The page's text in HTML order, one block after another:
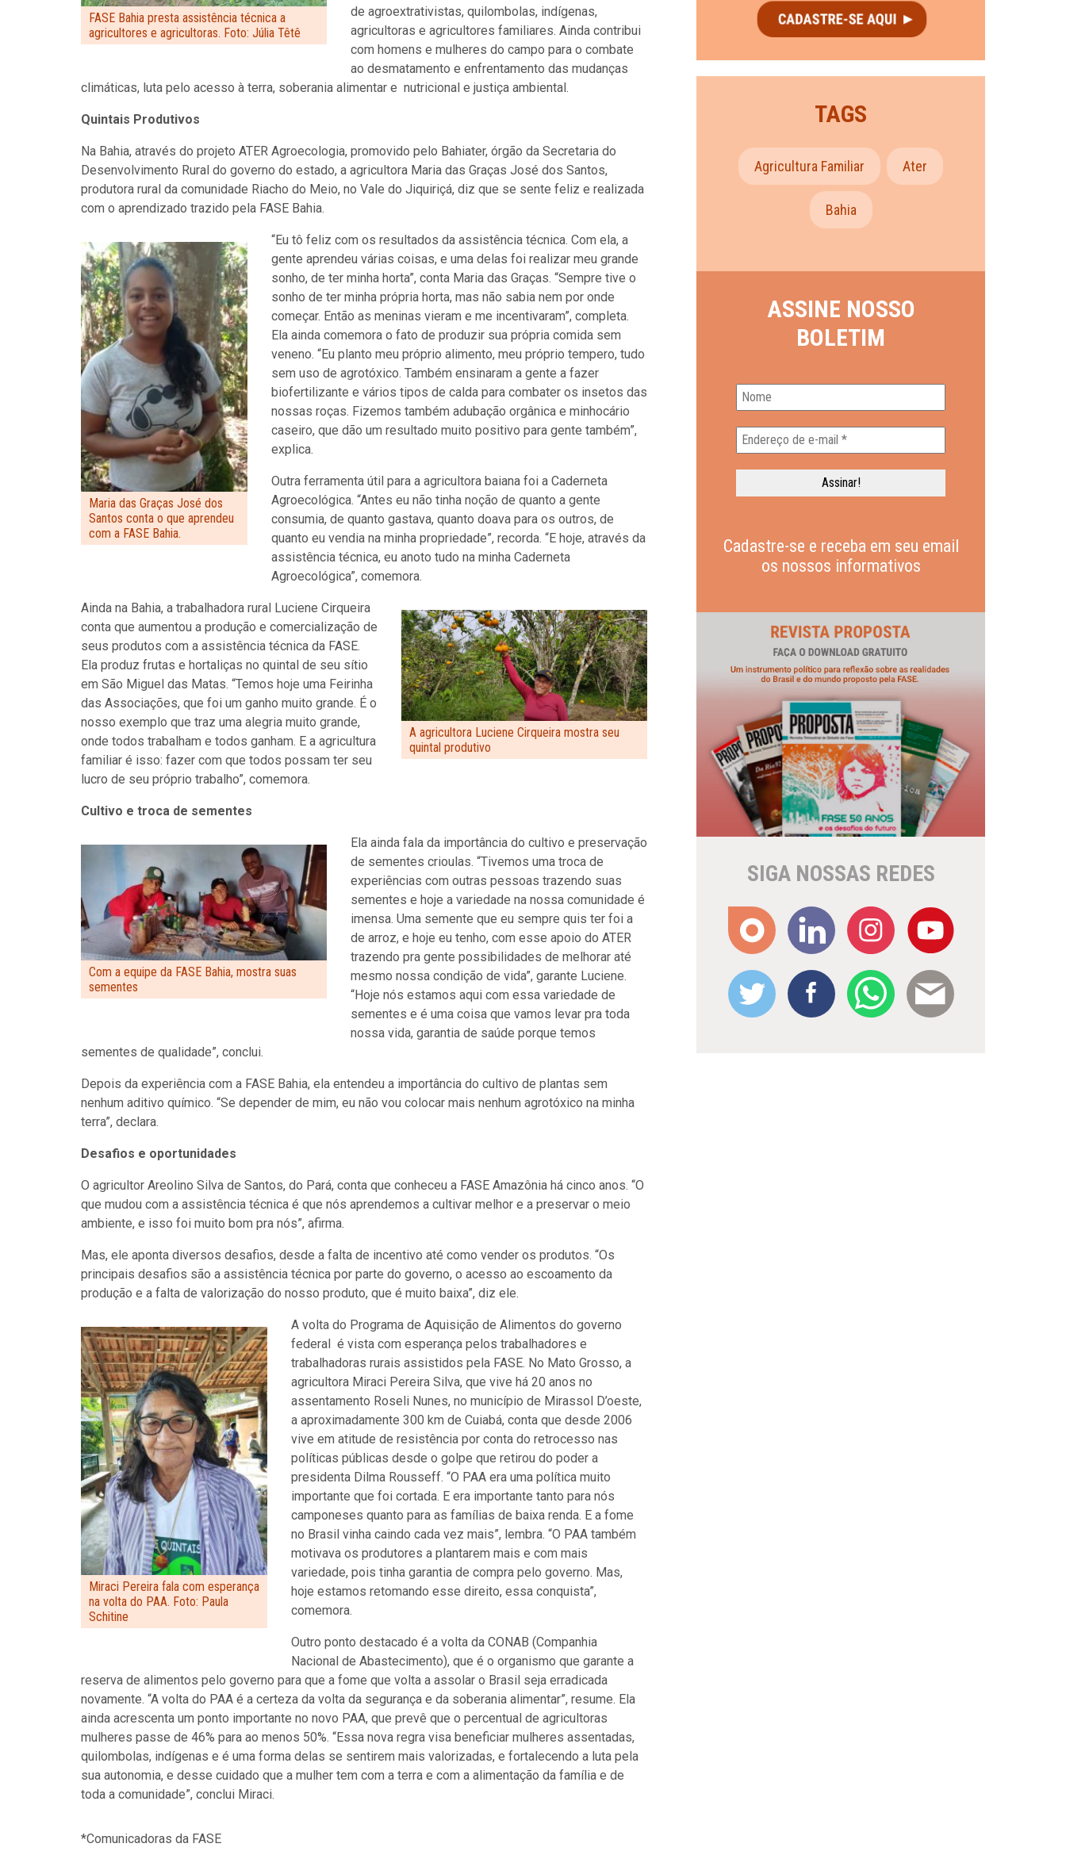
FASE Bahia presta assistência técnica a
agricultores e agricultoras. Foto: Júlia Têtê
de agroextrativistas, quilombolas, indígenas,
agricultoras e agricultores familiares. Ainda contribui
com homens e mulheres do campo para o combate
ao desmatamento e enfrentamento das mudanças
climáticas, luta pelo acesso à terra, soberania alimentar e nutricional e justiça ambiental.
Quintais Produtivos
Na Bahia, através do projeto ATER Agroecologia, promovido pelo Bahiater, órgão da Secretaria do
Desenvolvimento Rural do governo do estado, a agricultora Maria das Graças José dos Santos,
produtora rural da comunidade Riacho do Meio, no Vale do Jiquiriçá, diz que se sente feliz e realizada
com o aprendizado trazido pela FASE Bahia.
Maria das Graças José dos
Santos conta o que aprendeu
com a FASE Bahia.
“Eu tô feliz com os resultados da assistência técnica. Com ela, a
gente aprendeu várias coisas, e uma delas foi realizar meu grande
sonho, de ter minha horta”, conta Maria das Graças. “Sempre tive o
sonho de ter minha própria horta, mas não sabia nem por onde
começar. Então as meninas vieram e me incentivaram”, completa.
Ela ainda comemora o fato de produzir sua própria comida sem
veneno. “Eu planto meu próprio alimento, meu próprio tempero, tudo
sem uso de agrotóxico. Também ensinaram a gente a fazer
biofertilizante e vários tipos de calda para combater os insetos das
nossas roças. Fizemos também adubação orgânica e minhocário
caseiro, que dão um resultado muito positivo para gente também”,
explica.
Outra ferramenta útil para a agricultora baiana foi a Caderneta
Agroecológica. “Antes eu não tinha noção de quanto a gente
consumia, de quanto gastava, quanto doava para os outros, de
quanto eu vendia na minha propriedade”, recorda. “E hoje, através da
assistência técnica, eu anoto tudo na minha Caderneta
Agroecológica”, comemora.
A agricultora Luciene Cirqueira mostra seu
quintal produtivo
Ainda na Bahia, a trabalhadora rural Luciene Cirqueira
conta que aumentou a produção e comercialização de
seus produtos com a assistência técnica da FASE.
Ela produz frutas e hortaliças no quintal de seu sítio
em São Miguel das Matas. “Temos hoje uma Feirinha
das Associações, que foi um ganho muito grande. É o
nosso exemplo que traz uma alegria muito grande,
onde todos trabalham e todos ganham. E a agricultura
familiar é isso: fazer com que todos possam ter seu
lucro de seu próprio trabalho”, comemora.
Cultivo e troca de sementes
Com a equipe da FASE Bahia, mostra suas
sementes
Ela ainda fala da importância do cultivo e preservação
de sementes crioulas. “Tivemos uma troca de
experiências com outras pessoas trazendo suas
sementes e hoje a variedade na nossa comunidade é
imensa. Uma semente que eu sempre quis ter foi a
de arroz, e hoje eu tenho, com esse apoio do ATER
trazendo pra gente possibilidades de melhorar até
mesmo nossa condição de vida”, garante Luciene.
“Hoje nós estamos aqui com essa variedade de
sementes e é uma coisa que vamos levar pra toda
nossa vida, garantia de saúde porque temos
sementes de qualidade”, conclui.
Depois da experiência com a FASE Bahia, ela entendeu a importância do cultivo de plantas sem
nenhum aditivo químico. “Se depender de mim, eu não vou colocar mais nenhum agrotóxico na minha
terra”, declara.
Desafios e oportunidades
O agricultor Areolino Silva de Santos, do Pará, conta que conheceu a FASE Amazônia há cinco anos. “O
que mudou com a assistência técnica é que nós aprendemos a cultivar melhor e a preservar o meio
ambiente, e isso foi muito bom pra nós”, afirma.
Mas, ele aponta diversos desafios, desde a falta de incentivo até como vender os produtos. “Os
principais desafios são a assistência técnica por parte do governo, o acesso ao escoamento da
produção e a falta de valorização do nosso produto, que é muito baixa”, diz ele.
Miraci Pereira fala com esperança
na volta do PAA. Foto: Paula
Schitine
A volta do Programa de Aquisição de Alimentos do governo
federal é vista com esperança pelos trabalhadores e
trabalhadoras rurais assistidos pela FASE. No Mato Grosso, a
agricultora Miraci Pereira Silva, que vive há 20 anos no
assentamento Roseli Nunes, no município de Mirassol D’oeste,
a aproximadamente 300 km de Cuiabá, conta que desde 2006
vive em atitude de resistência por conta do retrocesso nas
políticas públicas desde o golpe que retirou do poder a
presidenta Dilma Rousseff. “O PAA era uma política muito
importante que foi cortada. E era importante tanto para nós
camponeses quanto para as famílias de baixa renda. E a fome
no Brasil vinha caindo cada vez mais”, lembra. “O PAA também
motivava os produtores a plantarem mais e com mais
variedade, pois tinha garantia de compra pelo governo. Mas,
hoje estamos retomando esse direito, essa conquista”,
comemora.
Outro ponto destacado é a volta da CONAB (Companhia
Nacional de Abastecimento), que é o organismo que garante a
reserva de alimentos pelo governo para que a fome que volta a assolar o Brasil seja erradicada
novamente. “A volta do PAA é a certeza da volta da segurança e da soberania alimentar”, resume. Ela
ainda acrescenta um ponto importante no novo PAA, que prevê que o percentual de agricultoras
mulheres passe de 46% para ao menos 50%. “Essa nova regra visa beneficiar mulheres assentadas,
quilombolas, indígenas e é uma forma delas se sentirem mais valorizadas, e fortalecendo a luta pela
sua autonomia, e desse cuidado que a mulher tem com a terra e com a alimentação da família e de
toda a comunidade”, conclui Miraci.
*Comunicadoras da FASE
TAGS
Agricultura Familiar Ater
Bahia
ASSINE NOSSO
BOLETIM
Cadastre-se e receba em seu email
os nossos informativos
SIGA NOSSAS REDES